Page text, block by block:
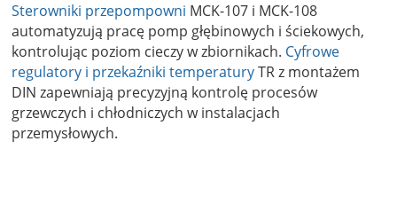
Sterowniki przepompowni MCK-107 i MCK-108
automatyzują pracę pomp głębinowych i ściekowych,
kontrolując poziom cieczy w zbiornikach. Cyfrowe
regulatory i przekaźniki temperaturyTR z montażem
DIN zapewniają precyzyjną kontrolę procesów
grzewczych i chłodniczych w instalacjach
przemysłowych.